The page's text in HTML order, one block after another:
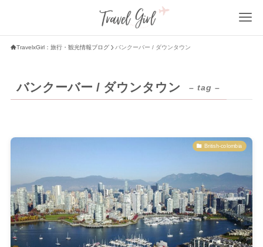
TravelxGirl：旅行・観光情報ブログ バンクーバー / ダウンタウン
バンクーバー / ダウンタウン – tag –
British-colombia